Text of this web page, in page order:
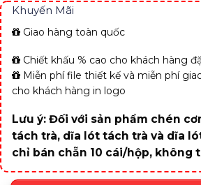
Khuyến Mãi
Giao hàng toàn quốc
Chiết khấu % cao cho khách hàng
Miễn phí file thiết kế và miễn phí
cho khách hàng in logo
Lưu ý: Đối với sản phẩm chén
tách trà, dĩa lót tách trà và dĩa
chỉ bán chẵn 10 cái/hộp, không